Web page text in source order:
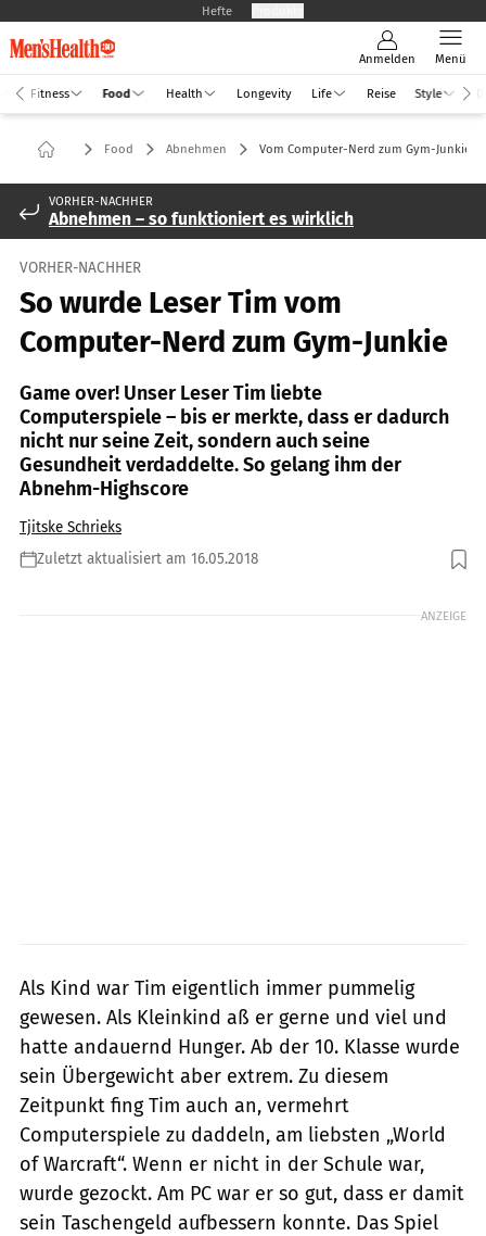
Hefte
Anmelden Menü
Fitness Food Health Longevity Life Reise Style
Food Abnehmen Vom Computer-Nerd zum Gym-Junkie
VORHER-NACHHER
Abnehmen – so funktioniert es wirklich
VORHER-NACHHER
So wurde Leser Tim vom
Computer-Nerd zum Gym-Junkie
Game over! Unser Leser Tim liebte
Computerspiele – bis er merkte, dass er dadurch
nicht nur seine Zeit, sondern auch seine
Gesundheit verdaddelte. So gelang ihm der
Abnehm-Highscore
Tjitske Schrieks
Zuletzt aktualisiert am 16.05.2018
Foto: Ludolf Dahmen / ZWEILUX
ANZEIGE
Als Kind war Tim eigentlich immer pummelig
gewesen. Als Kleinkind aß er gerne und viel und
hatte andauernd Hunger. Ab der 10. Klasse wurde
sein Übergewicht aber extrem. Zu diesem
Zeitpunkt fing Tim auch an, vermehrt
Computerspiele zu daddeln, am liebsten „World
of Warcraft“. Wenn er nicht in der Schule war,
wurde gezockt. Am PC war er so gut, dass er damit
sein Taschengeld aufbessern konnte. Das Spiel